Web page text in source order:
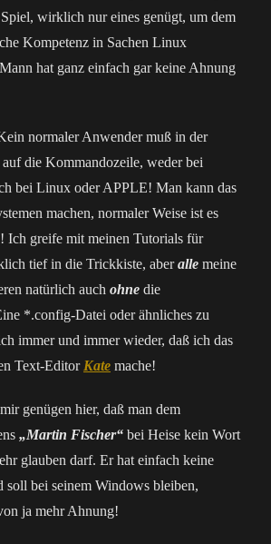
wirklich nur eines genügt, um dem
Kompetenz in Sachen Linux
hat ganz einfach gar keine Ahnung
normaler Anwender muß in der
die Kommandozeile, weder bei
bei Linux oder APPLE! Man kann das
machen, normaler Weise ist es
Ich greife mit meinen Tutorials für
tief in die Trickkiste, aberalle meine
natürlich auch ohne die
*.config-Datei oder ähnliches zu
immer und immer wieder, daß ich das
Text-Editor Kate mache!
genügen hier, daß man dem
„Martin Fischer“ bei Heise kein Wort
glauben darf. Er hat einfach keine
soll bei seinem Windows bleiben,
ja mehr Ahnung!